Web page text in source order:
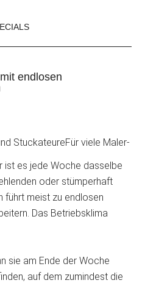
endlosen
Für viele Maler-
ist es jede Woche dasselbe
oder stümperhaft
führt meist zu endlosen
Das Betriebsklima
sie am Ende der Woche
auf dem zumindest die